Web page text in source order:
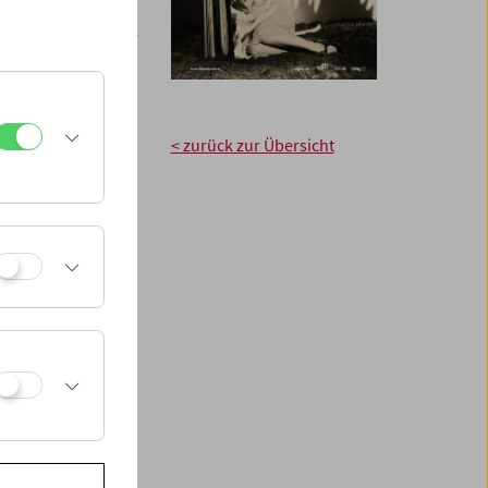
der
also
setzt sich
Originalfotos zu
Carl
ne
ein Billet mit
< zurück zur Übersicht